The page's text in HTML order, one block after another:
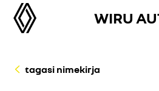
WIRU
tagasi nimekirja